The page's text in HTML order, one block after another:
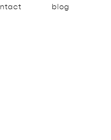
blog